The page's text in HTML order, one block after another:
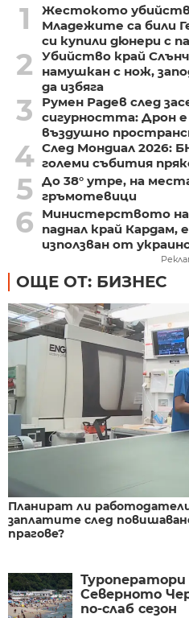
1
Жестокото
Младежите са били
си купили дюнери с
2
Убийство край
намушкан с нож,
да избяга
3
Румен Радев след
сигурността: Дрон е
въздушно
4 След Мондиал 2026:
големи събития
5 До 38° утре, на
гръмотевици
6
Министерството
паднал край Кардам,
използван от
ОЩЕ ОТ: БИЗНЕС
Планират ли
заплатите след
прагове?
Северното
по-слаб сезон